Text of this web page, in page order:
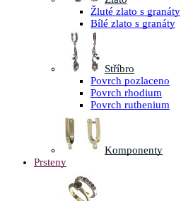
Žluté zlato s granáty
Bílé zlato s granáty
Stříbro
Povrch pozlaceno
Povrch rhodium
Povrch ruthenium
Komponenty
Prsteny